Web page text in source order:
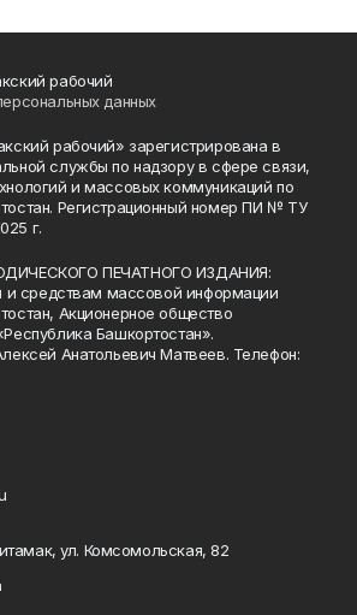
рабочий
данных
рабочий» зарегистрирована в
службы по надзору в сфере связи,
и массовых коммуникаций по
Регистрационный номер ПИ № ТУ
г.
ПЕЧАТНОГО ИЗДАНИЯ:
и средствам массовой информации
Акционерное общество
Башкортостан».
Анатольевич Матвеев. Телефон:
ул. Комсомольская, 82